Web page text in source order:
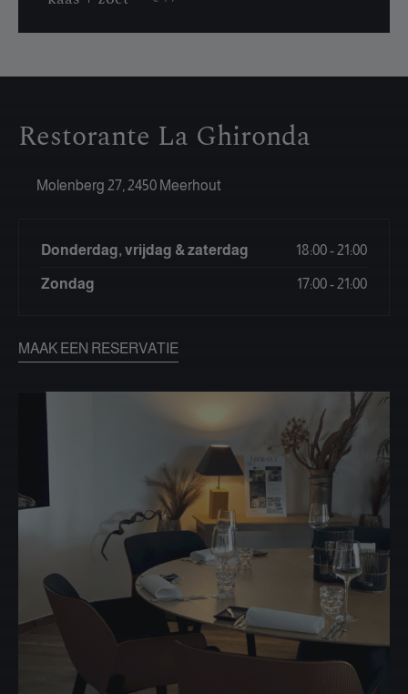
Restorante La Ghironda
Molenberg 27, 2450 Meerhout
Donderdag, vrijdag & zaterdag 18:00 - 21:00
Zondag 17:00 - 21:00
MAAK EEN RESERVATIE